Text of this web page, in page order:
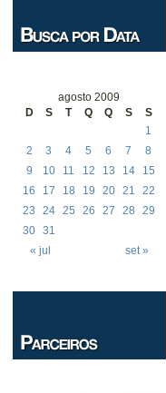
agosto 2009
D
S T Q Q S S
« jul set »
1
2
3 4 5 6 7
8
9
10 11 12 13 14
15
16
17 18 19 20 21
22
23
24 25 26 27 28
29
30 31